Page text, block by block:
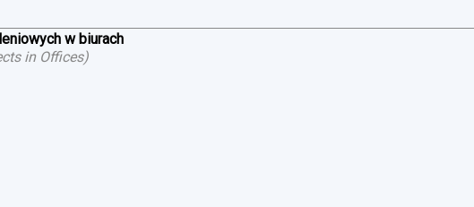
w biurach
in Offices)